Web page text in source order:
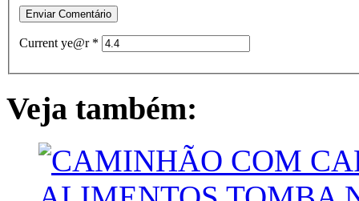
Current ye@r *
Veja também: